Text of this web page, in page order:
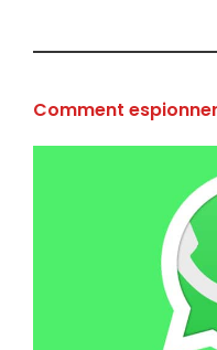
Comment